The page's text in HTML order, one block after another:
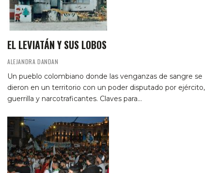
EL LEVIATÁN Y SUS LOBOS
ALEJANDRA DANDAN
Un pueblo colombiano donde las venganzas de sangre se
dieron en un territorio con un poder disputado por ejército,
guerrilla y narcotraficantes. Claves para…